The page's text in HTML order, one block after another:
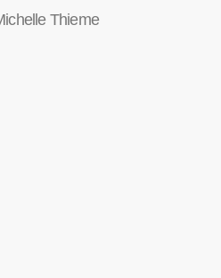
Thieme